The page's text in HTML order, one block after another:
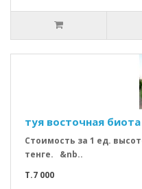
туя восточная биота
Стоимость за 1 ед.
тенге. &nb..
T.7 000